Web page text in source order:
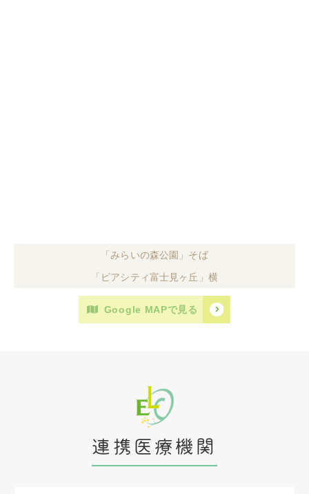
「みらいの森公園」そば
「ピアシティ富士見ヶ丘」横
Google MAPで見る
連携医療機関